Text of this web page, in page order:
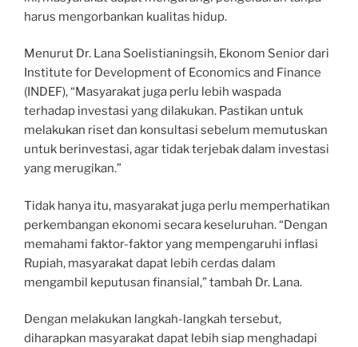
harus mengorbankan kualitas hidup.
Menurut Dr. Lana Soelistianingsih, Ekonom Senior dari
Institute for Development of Economics and Finance
(INDEF), “Masyarakat juga perlu lebih waspada
terhadap investasi yang dilakukan. Pastikan untuk
melakukan riset dan konsultasi sebelum memutuskan
untuk berinvestasi, agar tidak terjebak dalam investasi
yang merugikan.”
Tidak hanya itu, masyarakat juga perlu memperhatikan
perkembangan ekonomi secara keseluruhan. “Dengan
memahami faktor-faktor yang mempengaruhi inflasi
Rupiah, masyarakat dapat lebih cerdas dalam
mengambil keputusan finansial,” tambah Dr. Lana.
Dengan melakukan langkah-langkah tersebut,
diharapkan masyarakat dapat lebih siap menghadapi